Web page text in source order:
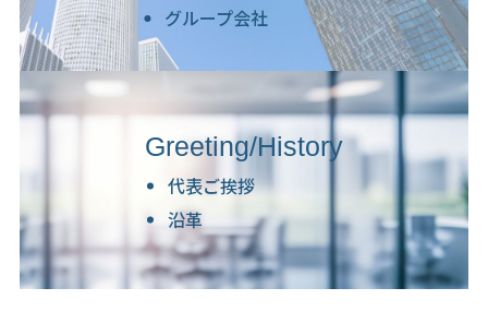
グループ会社
Greeting/History
代表ご挨拶
沿革